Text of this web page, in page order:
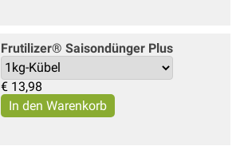
Frutilizer® Saisondünger Plus
€ 13,98